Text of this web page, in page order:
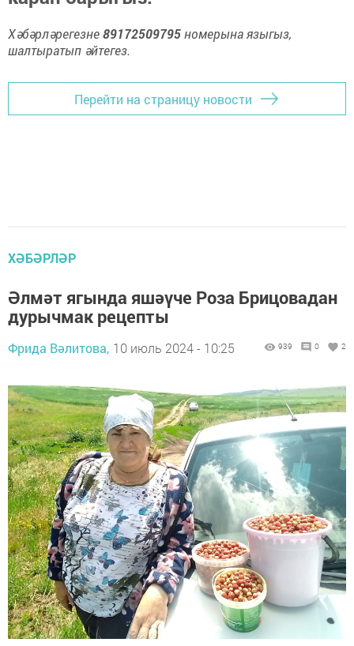
Хәбәрләрегезне89172509795номерына языгыз,
шалтыратып әйтегез.
Перейти на страницу новости
ХӘБӘРЛӘР
Әлмәт ягында яшәүче Роза Брицовадан
дурычмак рецепты
Фрида Вәлитова, 10 июль 2024 - 10:25 939 0 2